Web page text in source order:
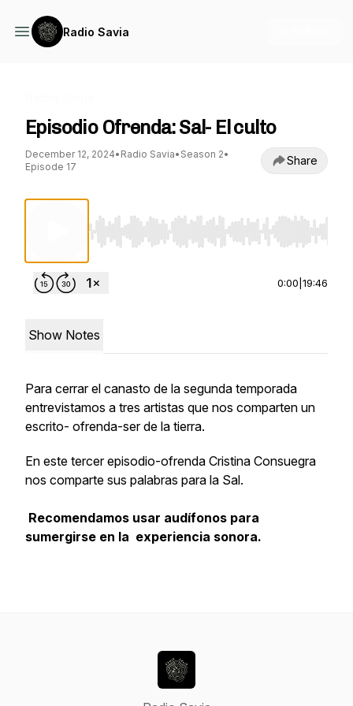
Radio Savia
Episodio Ofrenda: Sal- El culto
December 12, 2024• Radio Savia• Season 2•
Episode 17
Share
Use Left/Right to seek, Home/End to jump to
0:00 19:46
Show Notes
Para cerrar el canasto de la segunda temporada
entrevistamos a tres artistas que nos comparten un
escrito- ofrenda-ser de la tierra.
En este tercer episodio-ofrenda Cristina Consuegra
nos comparte sus palabras para la Sal.
Recomendamos usar audífonos para
sumergirse en la experiencia sonora.